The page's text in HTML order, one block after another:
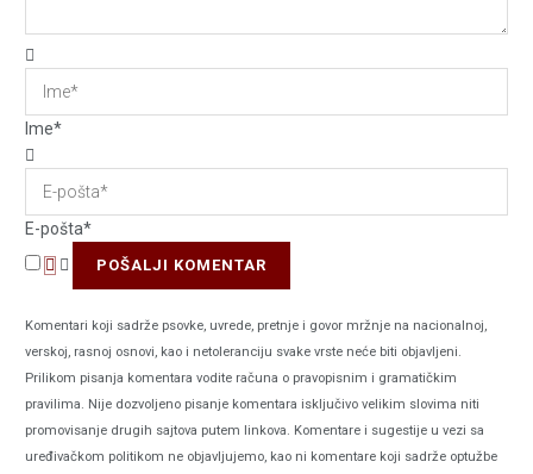
Ime*
E-pošta*
Komentari koji sadrže psovke, uvrede, pretnje i govor mržnje na nacionalnoj,
verskoj, rasnoj osnovi, kao i netoleranciju svake vrste neće biti objavljeni.
Prilikom pisanja komentara vodite računa o pravopisnim i gramatičkim
pravilima. Nije dozvoljeno pisanje komentara isključivo velikim slovima niti
promovisanje drugih sajtova putem linkova. Komentare i sugestije u vezi sa
uređivačkom politikom ne objavljujemo, kao ni komentare koji sadrže optužbe